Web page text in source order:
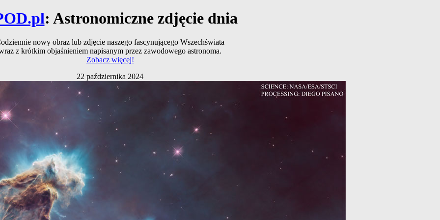
: Astronomiczne zdjęcie dnia
nowy obraz lub zdjęcie naszego fascynującego Wszechświata
z krótkim objaśnieniem napisanym przez zawodowego astronoma.
Zobacz więcej!
22 października 2024